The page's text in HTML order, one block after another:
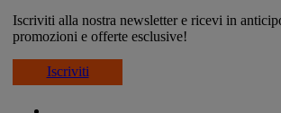
Iscriviti alla nostra newsletter e ricevi in
promozioni e offerte esclusive!
Iscriviti